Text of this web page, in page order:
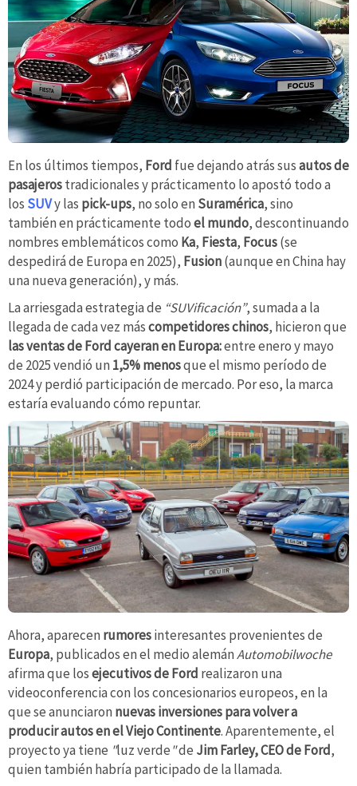
En los últimos tiempos, Ford fue dejando atrás susautos de
pasajerostradicionales y prácticamento lo apostó todo a
los SUVy las pick-ups, no solo en Suramérica, sino
también en prácticamente todoel mundo, descontinuando
nombres emblemáticos como Ka, Fiesta, Focus(se
despedirá de Europa en 2025), Fusion(aunque en China hay
una nueva generación), y más.
La arriesgada estrategia de “SUVificación”, sumada a la
llegada de cada vez máscompetidores chinos, hicieron que
las ventas de Ford cayeran en Europa:entre enero y mayo
de 2025 vendió un 1,5% menosque el mismo período de
2024 y perdió participación de mercado. Por eso, la marca
estaría evaluando cómo repuntar.
Ahora, aparecen rumoresinteresantes provenientes de
Europa, publicados en el medio alemánAutomobilwoche
afirma que losejecutivos de Ford realizaron una
videoconferencia con los concesionarios europeos, en la
que se anunciaron nuevas inversiones para volver a
producir autos en el Viejo Continente. Aparentemente, el
proyecto ya tiene "luz verde"de Jim Farley, CEO de Ford,
quien también habría participado de la llamada.